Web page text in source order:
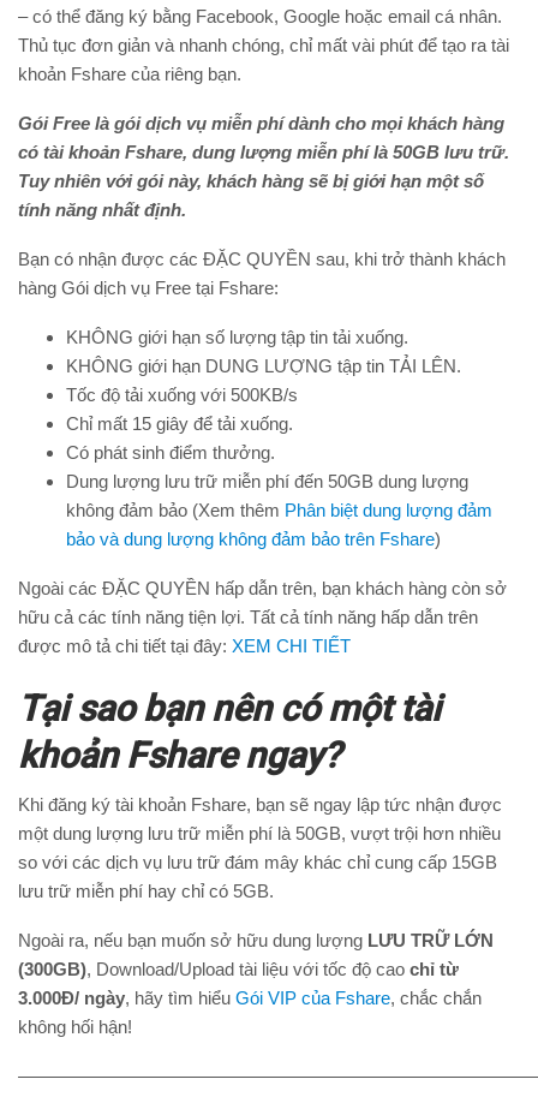
– có thể đăng ký bằng Facebook, Google hoặc email cá nhân.
Thủ tục đơn giản và nhanh chóng, chỉ mất vài phút để tạo ra tài
khoản Fshare của riêng bạn.
Gói Free là gói dịch vụ miễn phí dành cho mọi khách hàng
có tài khoản Fshare, dung lượng miễn phí là 50GB lưu trữ.
Tuy nhiên với gói này, khách hàng sẽ bị giới hạn một số
tính năng nhất định.
Bạn có nhận được các ĐẶC QUYỀN sau, khi trở thành khách
hàng Gói dịch vụ Free tại Fshare:
KHÔNG giới hạn số lượng tập tin tải xuống.
KHÔNG giới hạn DUNG LƯỢNG tập tin TẢI LÊN.
Tốc độ tải xuống với 500KB/s
Chỉ mất 15 giây để tải xuống.
Có phát sinh điểm thưởng.
Dung lượng lưu trữ miễn phí đến 50GB dung lượng
không đảm bảo (Xem thêm Phân biệt dung lượng đảm
bảo và dung lượng không đảm bảo trên Fshare)
Ngoài các ĐẶC QUYỀN hấp dẫn trên, bạn khách hàng còn sở
hữu cả các tính năng tiện lợi. Tất cả tính năng hấp dẫn trên
được mô tả chi tiết tại đây: XEM CHI TIẾT
Tại sao bạn nên có một tài
khoản Fshare ngay?
Khi đăng ký tài khoản Fshare, bạn sẽ ngay lập tức nhận được
một dung lượng lưu trữ miễn phí là 50GB, vượt trội hơn nhiều
so với các dịch vụ lưu trữ đám mây khác chỉ cung cấp 15GB
lưu trữ miễn phí hay chỉ có 5GB.
Ngoài ra, nếu bạn muốn sở hữu dung lượng LƯU TRỮ LỚN
(300GB), Download/Upload tài liệu với tốc độ cao chỉ từ
3.000Đ/ ngày, hãy tìm hiểu Gói VIP của Fshare, chắc chắn
không hối hận!